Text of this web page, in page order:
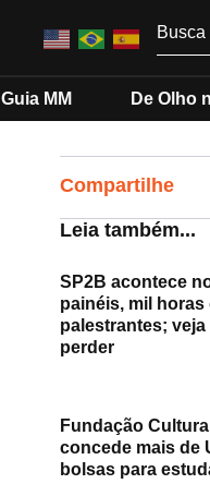
Guia MM De Olho
Compartilhe
Leia também...
SP2B acontece
painéis, mil horas
palestrantes;
perder
Fundação
concede mais de
bolsas para